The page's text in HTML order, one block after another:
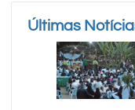
Últimas